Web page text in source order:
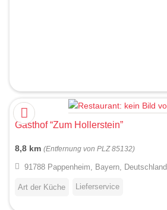
Gasthof “Zum Hollerstein”
8,8 km (Entfernung von PLZ 85132)
91788 Pappenheim, Bayern, Deutschland
Art der Küche Lieferservice